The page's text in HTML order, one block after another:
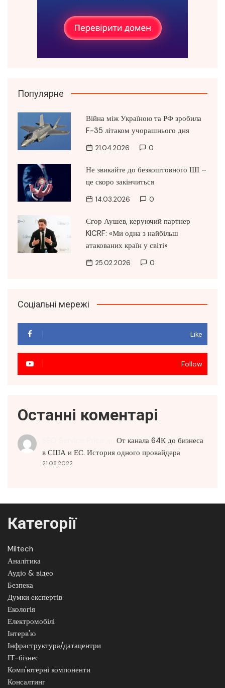
Популярне
Війна між Україною та РФ зробила
F-35 літаком учорашнього дня
21.04.2026 0
Не звикайте до безкоштовного ШІ –
це скоро закінчиться
14.03.2026 0
Єгор Аушев, керуючий партнер
KICRF: «Ми одна з найбільш
атакованих країн у світі»
25.02.2026 0
Соціальні мережі
Like
Follow
Останні коментарі
От канала 64К до бизнеса
в США и ЕС. История одного провайдера
21.08.2022
Категорії
Miltech
Аналітика
Аудіо & відео
Безпека
Думки експертів
Екологія
Електромобілі
Інтерв'ю
Інфраструктура/датацентри
ІТ-бізнес
Комп'ютерні компоненти
Консалтинг